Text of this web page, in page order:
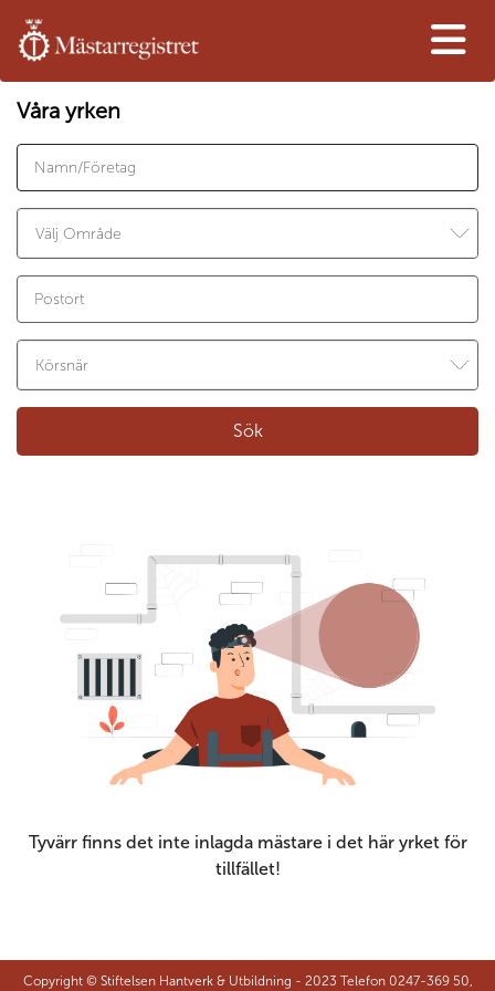
Våra yrken
Sök
Tyvärr finns det inte inlagda mästare i det här yrket för
tillfället!
Copyright © Stiftelsen Hantverk & Utbildning - 2023 Telefon 0247-369 50,